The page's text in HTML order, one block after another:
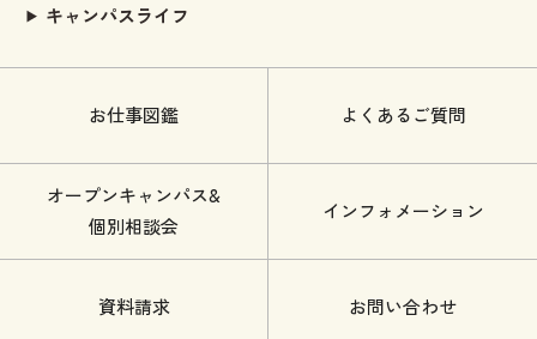
キャンパスライフ
お仕事図鑑 よくあるご質問
オープンキャンパス&
個別相談会
インフォメーション
資料請求 お問い合わせ